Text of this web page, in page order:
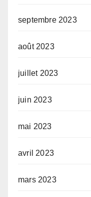
septembre 2023
août 2023
juillet 2023
juin 2023
mai 2023
avril 2023
mars 2023